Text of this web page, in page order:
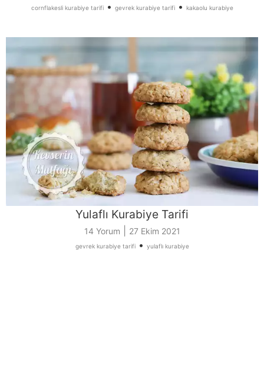
cornflakesli kurabiye tarifi• gevrek kurabiye tarifi• kakaolu kurabiye
Yulaflı Kurabiye Tarifi
14 Yorum 27 Ekim 2021
gevrek kurabiye tarifi• yulaflı kurabiye